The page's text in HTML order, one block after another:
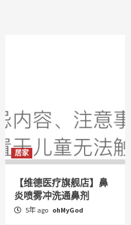
居家
【维德医疗旗舰店】鼻
炎喷雾冲洗通鼻剂
5年 ago ohMyGod